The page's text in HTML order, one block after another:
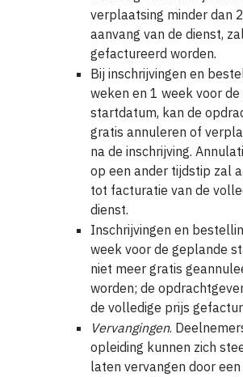
verplaatsing minder dan
aanvang van de dienst,
gefactureerd worden.
Bij inschrijvingen en
weken en 1 week voor
startdatum, kan de
gratis annuleren of
na de inschrijving.
op een ander tijdstip zal
tot facturatie van de
dienst.
Inschrijvingen en
week voor de geplande
niet meer gratis
worden; de
de volledige prijs
Vervangingen.
opleiding kunnen zich
laten vervangen door